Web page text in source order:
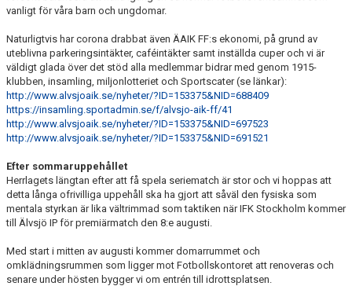
vanligt för våra barn och ungdomar.
Naturligtvis har corona drabbat även ÄAIK FF:s ekonomi, på grund av
uteblivna parkeringsintäkter, caféintäkter samt inställda cuper och vi är
väldigt glada över det stöd alla medlemmar bidrar med genom 1915-
klubben, insamling, miljonlotteriet och Sportscater (se länkar):
http://www.alvsjoaik.se/nyheter/?ID=153375&NID=688409
https://insamling.sportadmin.se/f/alvsjo-aik-ff/41
http://www.alvsjoaik.se/nyheter/?ID=153375&NID=697523
http://www.alvsjoaik.se/nyheter/?ID=153375&NID=691521
Efter sommaruppehållet
Herrlagets längtan efter att få spela seriematch är stor och vi hoppas att
detta långa ofrivilliga uppehåll ska ha gjort att såväl den fysiska som
mentala styrkan är lika vältrimmad som taktiken när IFK Stockholm kommer
till Älvsjö IP för premiärmatch den 8:e augusti.
Med start i mitten av augusti kommer domarrummet och
omklädningsrummen som ligger mot Fotbollskontoret att renoveras och
senare under hösten bygger vi om entrén till idrottsplatsen.